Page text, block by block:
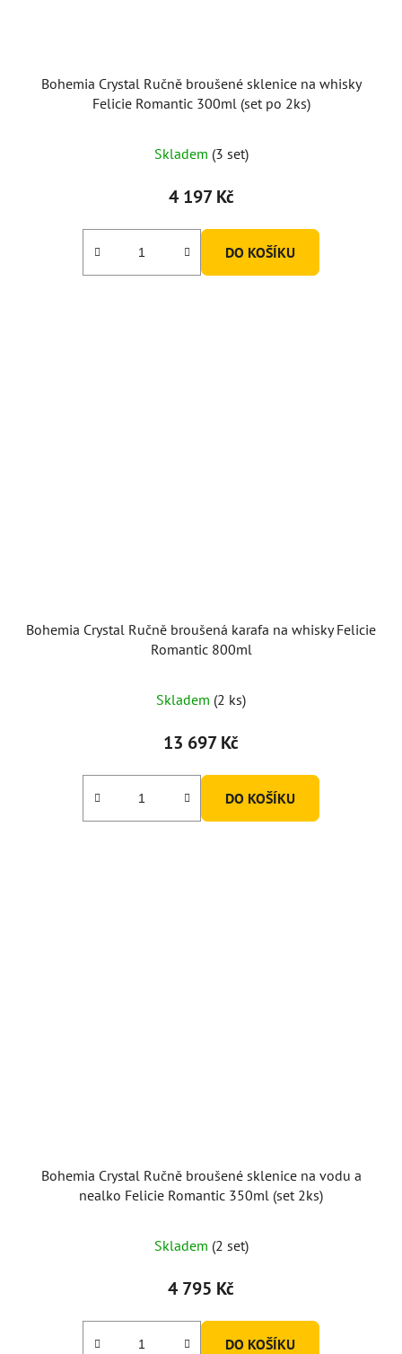
Bohemia Crystal Ručně broušené sklenice na whisky
Felicie Romantic 300ml (set po 2ks)
Skladem (3 set)
4 197 Kč
DO KOŠÍKU
Bohemia Crystal Ručně broušená karafa na whisky Felicie
Romantic 800ml
Skladem (2 ks)
13 697 Kč
DO KOŠÍKU
Bohemia Crystal Ručně broušené sklenice na vodu a
nealko Felicie Romantic 350ml (set 2ks)
Skladem (2 set)
4 795 Kč
DO KOŠÍKU